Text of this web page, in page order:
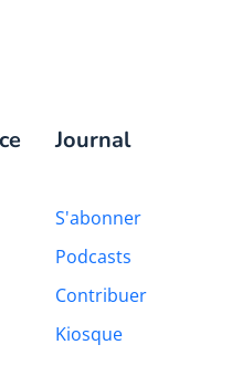
Journal
S'abonner
Podcasts
Contribuer
Kiosque